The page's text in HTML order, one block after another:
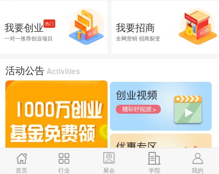
首页 行业 展会 学院 我的
2026融资服务行业调研出炉：聚焦合规治理 筑牢企业融资安全防线
2026-08-06
2026融资服务行业调研：破解供需错位难题 提升企业融资落地效能
2026-08-06 26006
我要创业 热门
一对一推荐创业项目
我要招商
全网营销 招商裂变
活动公告 Activities